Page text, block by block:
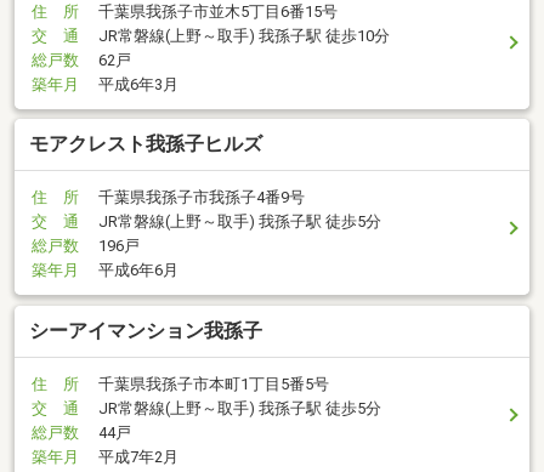
住 所
千葉県我孫子市並木5丁目6番15号
交 通
JR常磐線(上野～取手) 我孫子駅 徒歩10分
総戸数
62戸
築年月
平成6年3月
モアクレスト我孫子ヒルズ
住 所
千葉県我孫子市我孫子4番9号
交 通
JR常磐線(上野～取手) 我孫子駅 徒歩5分
総戸数
196戸
築年月
平成6年6月
シーアイマンション我孫子
住 所
千葉県我孫子市本町1丁目5番5号
交 通
JR常磐線(上野～取手) 我孫子駅 徒歩5分
総戸数
44戸
築年月
平成7年2月